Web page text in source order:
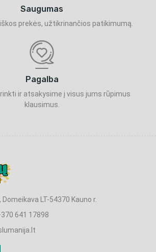
Saugumas
prekės, užtikrinančios patikimumą.
Pagalba
ir atsakysime į visus jums rūpimus
klausimus.
LT-54370 Kauno r.
641 17898